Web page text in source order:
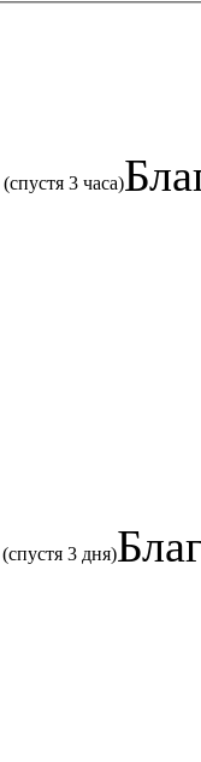
(спустя 3 часа)
(спустя 3 дня)